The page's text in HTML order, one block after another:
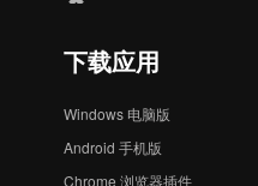
下载应用
Windows 电脑版
Android 手机版
Chrome 浏览器插件